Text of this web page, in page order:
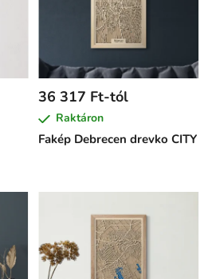
Fakép Debrecen drevko CITY
36 317 Ft-tól
Raktáron